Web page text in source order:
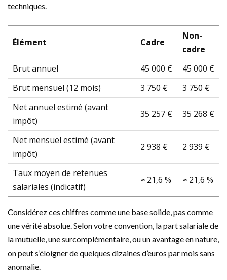
techniques.
Élément Cadre
Non-
cadre
Brut annuel
45 000 €
45 000 €
Brut mensuel (12 mois)
3 750 €
3 750 €
Net annuel estimé (avant
impôt)
35 257 € 35 268 €
Net mensuel estimé (avant
impôt)
2 938 € 2 939 €
Taux moyen de retenues
salariales (indicatif)
≈ 21,6 % ≈ 21,6 %
Considérez ces chiffres comme une base solide, pas comme
une vérité absolue. Selon votre convention, la part salariale de
la mutuelle, une surcomplémentaire, ou un avantage en nature,
on peut s’éloigner de quelques dizaines d’euros par mois sans
anomalie.